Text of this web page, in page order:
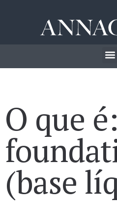
O que
(base